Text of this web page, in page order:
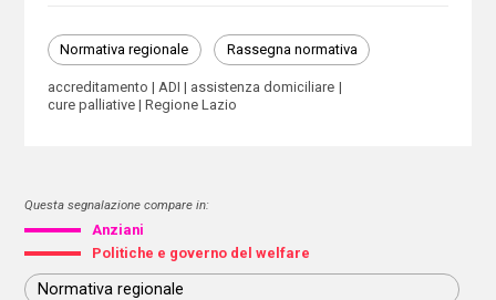
Normativa regionale Rassegna normativa
accreditamento ADI
assistenza domiciliare
cure palliative
Regione Lazio
Questa segnalazione compare in:
Anziani
Politiche e governo del welfare
Normativa regionale